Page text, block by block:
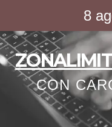
contenido
8
CON